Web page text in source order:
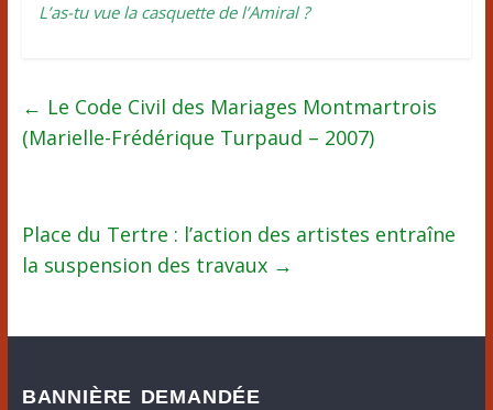
L’as-tu vue la casquette de l’Amiral ?
← Le Code Civil des Mariages Montmartrois
(Marielle-Frédérique Turpaud – 2007)
Place du Tertre : l’action des artistes entraîne
la suspension des travaux →
BANNIÈRE DEMANDÉE